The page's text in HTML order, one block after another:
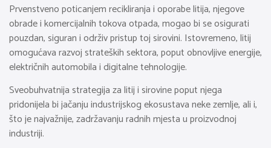
Prvenstveno poticanjem recikliranja i oporabe litija, njegove
obrade i komercijalnih tokova otpada, mogao bi se osigurati
pouzdan, siguran i održiv pristup toj sirovini. Istovremeno, litij
omogućava razvoj strateških sektora, poput obnovljive energije,
električnih automobila i digitalne tehnologije.
Sveobuhvatnija strategija za litij i sirovine poput njega
pridonijela bi jačanju industrijskog ekosustava neke zemlje, ali i,
što je najvažnije, zadržavanju radnih mjesta u proizvodnoj
industriji.